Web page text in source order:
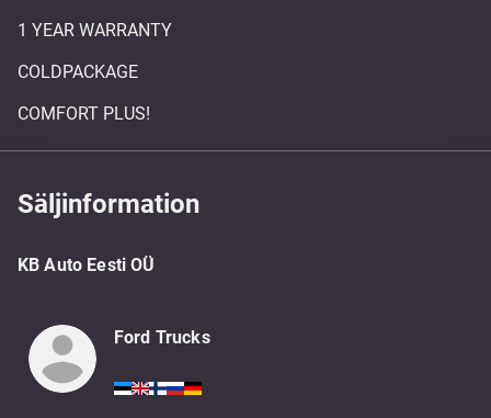
1 YEAR WARRANTY
COLDPACKAGE
COMFORT PLUS!
Säljinformation
KB Auto Eesti OÜ
Ford Trucks